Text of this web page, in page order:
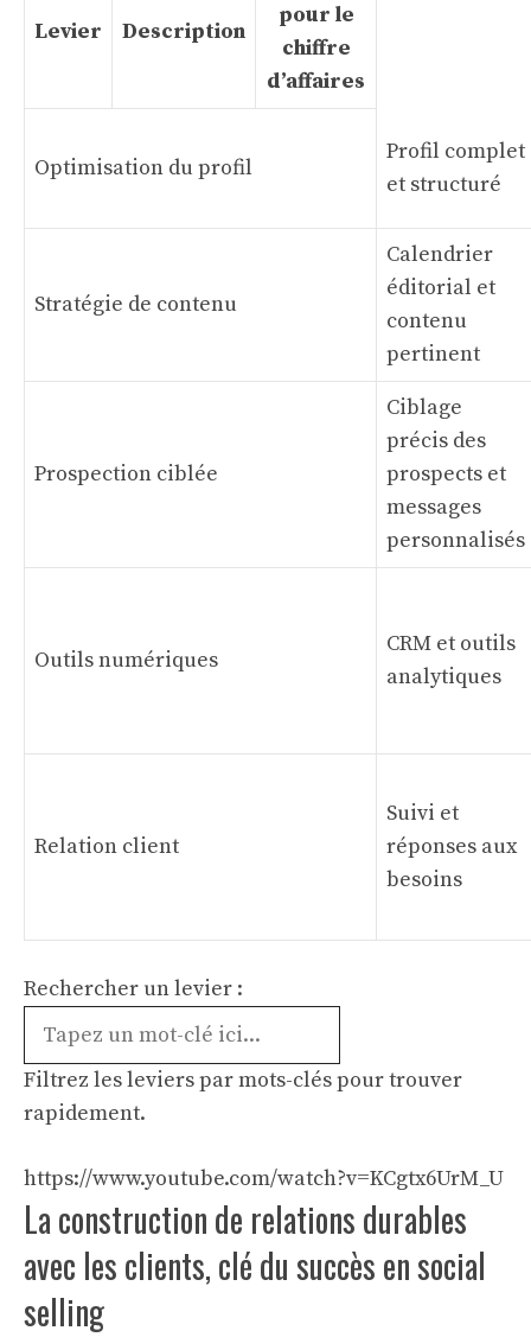
Levier Description
pour le
chiffre
d’affaires
Optimisation du profil
Profil complet
et structuré
Stratégie de contenu
Calendrier
éditorial et
contenu
pertinent
Prospection ciblée
Ciblage
précis des
prospects et
messages
personnalisés
Outils numériques
CRM et outils
analytiques
Relation client
Suivi et
réponses aux
besoins
Rechercher un levier :
Filtrez les leviers par mots-clés pour trouver
rapidement.
https://www.youtube.com/watch?v=KCgtx6UrM_U
La construction de relations durables
avec les clients, clé du succès en social
selling